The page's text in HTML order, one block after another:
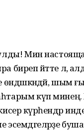
Мин
биреп әйтте лә,
шым
күп минең.
күрһендәр